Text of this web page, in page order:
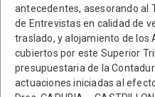
antecedentes, asesorando al
de Entrevistas en calidad de
traslado, y alojamiento de los
cubiertos por este Superior
presupuestaria de la
actuaciones iniciadas al